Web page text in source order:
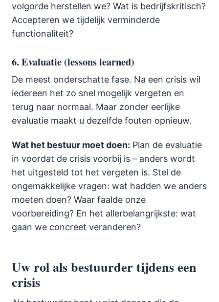
volgorde herstellen we? Wat is bedrijfskritisch?
Accepteren we tijdelijk verminderde
functionaliteit?
6. Evaluatie (lessons learned)
De meest onderschatte fase. Na een crisis wil
iedereen het zo snel mogelijk vergeten en
terug naar normaal. Maar zonder eerlijke
evaluatie maakt u dezelfde fouten opnieuw.
Wat het bestuur moet doen: Plan de evaluatie
in voordat de crisis voorbij is – anders wordt
het uitgesteld tot het vergeten is. Stel de
ongemakkelijke vragen: wat hadden we anders
moeten doen? Waar faalde onze
voorbereiding? En het allerbelangrijkste: wat
gaan we concreet veranderen?
Uw rol als bestuurder tijdens een
crisis